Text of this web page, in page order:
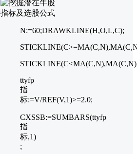
N:=60;DRAWKLINE(H,O,L,C);
ttyfp
指
标:=V/REF(V,1)>=2.0;
CXSSB:=SUMBARS(ttyfp
指
标,1)
;